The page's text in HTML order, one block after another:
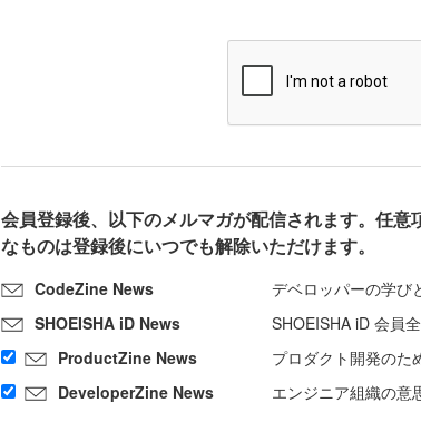
会員登録後、以下のメルマガが配信されます。任
なものは登録後にいつでも解除いただけます。
CodeZine News
デベロッパーの学び
SHOEISHA iD News
SHOEISHA iD 会員
ProductZine News
プロダクト開発のた
DeveloperZine News
エンジニア組織の意